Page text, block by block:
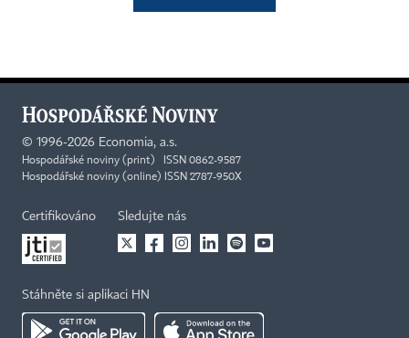
© 1996-2026 Economia, a.s.
Hospodářské noviny (print) ISSN 0862-9587
Hospodářské noviny (online) ISSN 2787-950X
Certifikováno Sledujte nás
Stáhněte si aplikaci HN